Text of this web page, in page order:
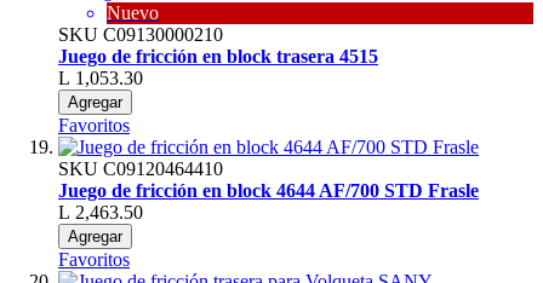
Nuevo
SKU C09130000210
Juego de fricción en block trasera 4515
L 1,053.30
Agregar
Favoritos
SKU C09120464410
Juego de fricción en block 4644 AF/700 STD Frasle
L 2,463.50
Agregar
Favoritos